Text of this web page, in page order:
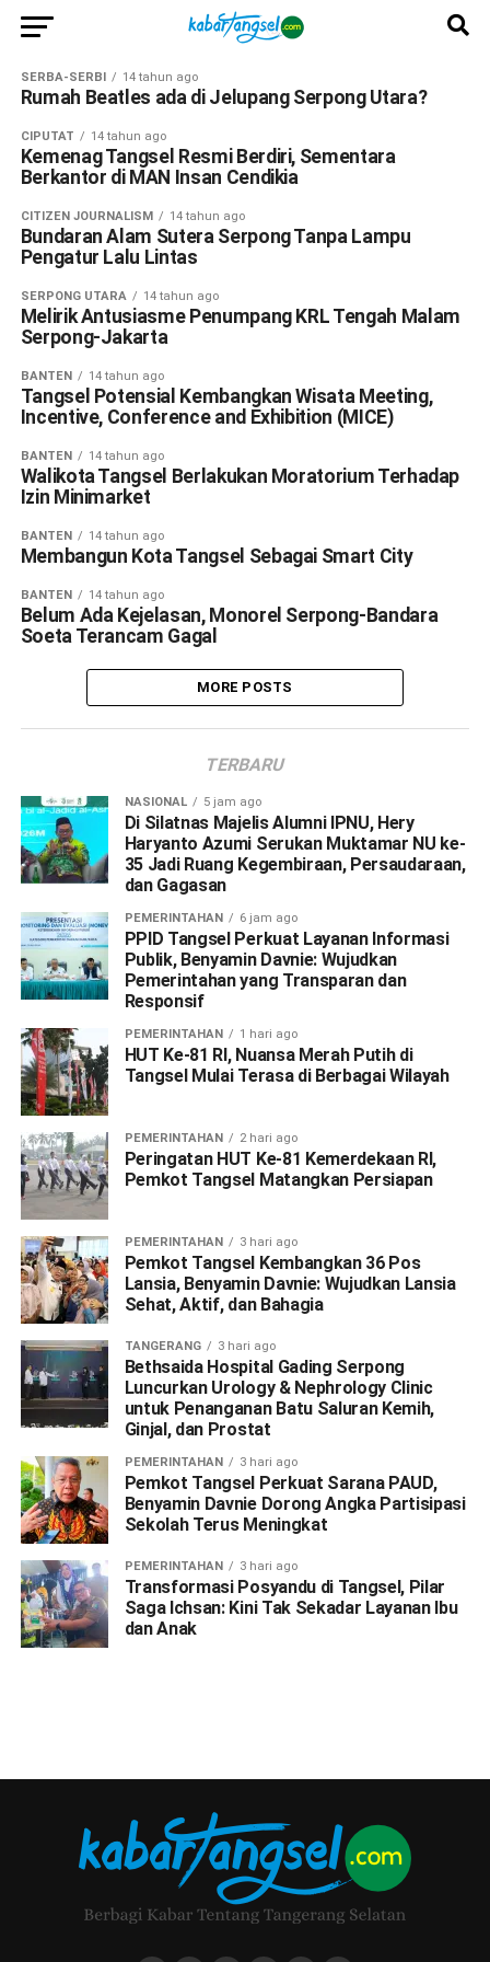
SERBA-SERBI 14 tahun ago
Rumah Beatles ada di Jelupang Serpong Utara?
CIPUTAT 14 tahun ago
Kemenag Tangsel Resmi Berdiri, Sementara
Berkantor di MAN Insan Cendikia
CITIZEN JOURNALISM 14 tahun ago
Bundaran Alam Sutera Serpong Tanpa Lampu
Pengatur Lalu Lintas
SERPONG UTARA 14 tahun ago
Melirik Antusiasme Penumpang KRL Tengah Malam
Serpong-Jakarta
BANTEN 14 tahun ago
Tangsel Potensial Kembangkan Wisata Meeting,
Incentive, Conference and Exhibition (MICE)
BANTEN 14 tahun ago
Walikota Tangsel Berlakukan Moratorium Terhadap
Izin Minimarket
BANTEN 14 tahun ago
Membangun Kota Tangsel Sebagai Smart City
BANTEN 14 tahun ago
Belum Ada Kejelasan, Monorel Serpong-Bandara
Soeta Terancam Gagal
MORE POSTS
TERBARU
NASIONAL 5 jam ago
Di Silatnas Majelis Alumni IPNU, Hery
Haryanto Azumi Serukan Muktamar NU ke-
35 Jadi Ruang Kegembiraan, Persaudaraan,
dan Gagasan
PEMERINTAHAN 6 jam ago
PPID Tangsel Perkuat Layanan Informasi
Publik, Benyamin Davnie: Wujudkan
Pemerintahan yang Transparan dan
Responsif
PEMERINTAHAN 1 hari ago
HUT Ke-81 RI, Nuansa Merah Putih di
Tangsel Mulai Terasa di Berbagai Wilayah
PEMERINTAHAN 2 hari ago
Peringatan HUT Ke-81 Kemerdekaan RI,
Pemkot Tangsel Matangkan Persiapan
PEMERINTAHAN 3 hari ago
Pemkot Tangsel Kembangkan 36 Pos
Lansia, Benyamin Davnie: Wujudkan Lansia
Sehat, Aktif, dan Bahagia
TANGERANG 3 hari ago
Bethsaida Hospital Gading Serpong
Luncurkan Urology & Nephrology Clinic
untuk Penanganan Batu Saluran Kemih,
Ginjal, dan Prostat
PEMERINTAHAN 3 hari ago
Pemkot Tangsel Perkuat Sarana PAUD,
Benyamin Davnie Dorong Angka Partisipasi
Sekolah Terus Meningkat
PEMERINTAHAN 3 hari ago
Transformasi Posyandu di Tangsel, Pilar
Saga Ichsan: Kini Tak Sekadar Layanan Ibu
dan Anak